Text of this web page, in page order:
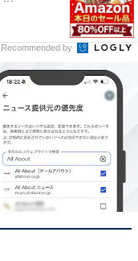
Recommended by